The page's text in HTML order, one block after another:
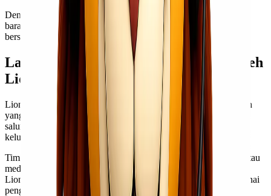
Dengan semua pilihan dan fleksibilitas dalam tarifnya, mengirim
barang dari Jakarta ke Serang jadi lebih mudah dan terjangkau
bersama Lionel Express.
Layanan Pelanggan yang Disediakan oleh
Lionel Express
Lionel Express memahami betapa pentingnya layanan pelanggan
yang responsif dan berkualitas. Mereka menyediakan berbagai
saluran komunikasi untuk memastikan setiap pertanyaan atau
keluhan dapat ditangani dengan cepat.
Tim layanan pelanggan siap membantu melalui telepon, email, atau
media sosial. Dengan dukungan 24/7, Anda bisa menghubungi
Lionel Express kapan saja untuk mendapatkan informasi mengenai
pengiriman cargo Anda.